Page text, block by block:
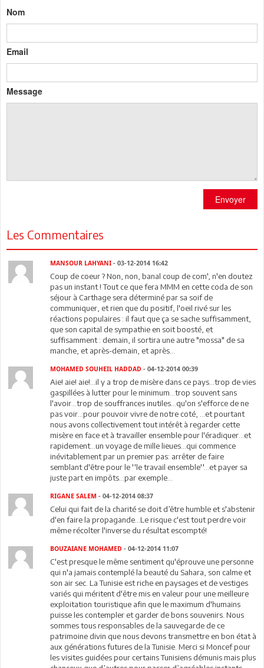
Nom
Email
Message
Envoyer
Les Commentaires
MANSOUR LAHYANI - 03-12-2014 16:42
Coup de coeur ? Non, non, banal coup de com', n'en doutez
pas un instant ! Tout ce que fera MMM en cette coda de son
séjour à Carthage sera déterminé par sa soif de
communiquer, et rien que du positif, l'oeil rivé sur les
réactions populaires : il faut que ça se sache suffisamment,
que son capital de sympathie en soit boosté, et
suffisamment : demain, il sortira une autre "mossa" de sa
manche, et après-demain, et après...
MOHAMED SOUHEIL HADDAD - 04-12-2014 00:39
Aie! aie! aie!...il y a trop de misère dans ce pays...trop de vies
gaspillées à lutter pour le minimum...trop souvent sans
l'avoir...trop de souffrances inutiles...qu'on s'efforce de ne
pas voir...pour pouvoir vivre de notre coté, ...et pourtant
nous avons collectivement tout intérêt à regarder cette
misère en face et à travailler ensemble pour l'éradiquer...et
rapidement...un voyage de mille lieues...qui commence
inévitablement par un premier pas: arrêter de faire
semblant d'être pour le ''le travail ensemble''...et payer sa
juste part en impôts...par exemple...
RIGANE SALEM - 04-12-2014 08:37
Celui qui fait de la charité se doit d’être humble et s'abstenir
d'en faire la propagande...Le risque c'est tout perdre voir
même récolter l'inverse du résultat escompté!
BOUZAIANE MOHAMED - 04-12-2014 11:07
C'est presque le même sentiment qu'éprouve une personne
qui n'a jamais contemplé la beauté du Sahara, son calme et
son air sec. La Tunisie est riche en paysages et de vestiges
variés qui méritent d'être mis en valeur pour une meilleure
exploitation touristique afin que le maximum d'humains
puisse les contempler et garder de bons souvenirs. Nous
sommes tous responsables de la sauvegarde de ce
patrimoine divin que nous devons transmettre en bon état à
aux générations futures de la Tunisie. Merci si Moncef pour
les visites guidées pour certains Tunisiens démunis mais plus